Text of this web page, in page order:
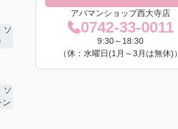
アパマンショップ西大寺店
0742-33-0011
9:30～18:30
（休：水曜日(1月～3月は無休)）